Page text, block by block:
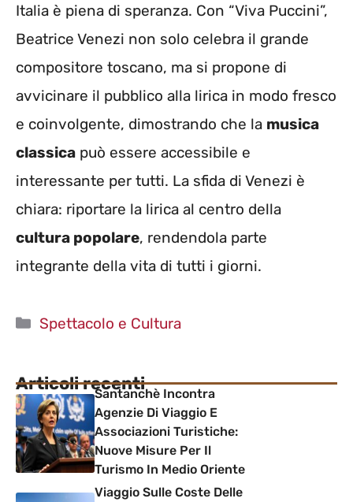
Italia è piena di speranza. Con “Viva Puccini”,
Beatrice Venezi non solo celebra il grande
compositore toscano, ma si propone di
avvicinare il pubblico alla lirica in modo fresco
e coinvolgente, dimostrando che la musica
classica può essere accessibile e
interessante per tutti. La sfida di Venezi è
chiara: riportare la lirica al centro della
cultura popolare, rendendola parte
integrante della vita di tutti i giorni.
Categorie
Spettacolo e Cultura
Articoli recentiSantanchè Incontra
Agenzie Di Viaggio E
Associazioni Turistiche:
Nuove Misure Per Il
Turismo In Medio Oriente
Viaggio Sulle Coste Delle